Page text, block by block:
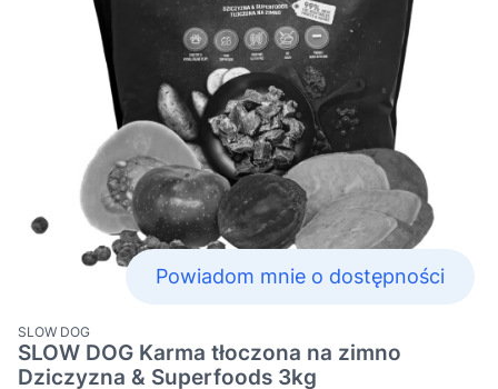
Powiadom mnie o dostępności
PRODUCENT
SLOW DOG
SLOW DOG Karma tłoczona na zimno
Dziczyzna & Superfoods 3kg